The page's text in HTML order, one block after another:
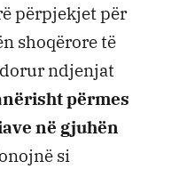
përpjekjet për
shoqërore të
ndjenjat
përmes
në gjuhën
si